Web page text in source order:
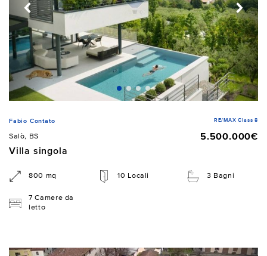
Fabio Contato RE/MAX Class 8
Salò, BS
5.500.000€
Villa singola
800 mq 10 Locali 3 Bagni
7 Camere da
letto